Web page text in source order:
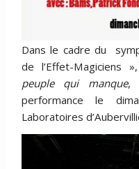
Dans le cadre du
de l’Effet-Magiciens
peuple qui manque,
performance le
Laboratoires